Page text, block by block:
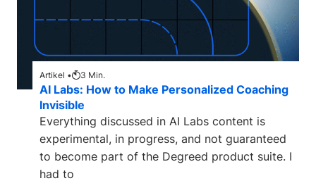
Artikel • 3 Min.
AI Labs: How to Make Personalized Coaching
Invisible
Everything discussed in AI Labs content is
experimental, in progress, and not guaranteed
to become part of the Degreed product suite. I
had to